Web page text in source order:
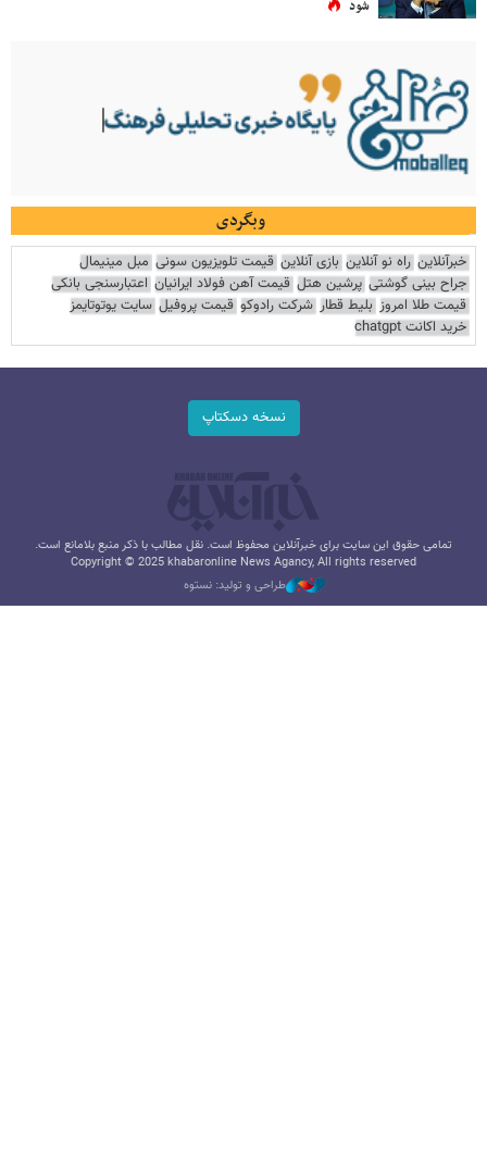
شود
وبگردی
خبرآنلاین راه نو آنلاین بازی آنلاین قیمت تلویزیون سونی مبل مینیمال
جراح بینی گوشتی پرشین هتل قیمت آهن فولاد ایرانیان اعتبارسنجی بانکی
قیمت طلا امروز بلیط قطار شرکت رادوکو قیمت پروفیل سایت یوتوتایمز
خرید اکانت chatgpt
نسخه دسکتاپ
تمامی حقوق این سایت برای خبرآنلاین محفوظ است. نقل مطالب با ذکر منبع بلامانع است.
Copyright © 2025 khabaronline News Agancy, All rights reserved
طراحی و تولید: نستوه